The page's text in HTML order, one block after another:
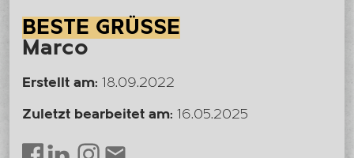
BESTE GRÜSSE
Marco
Erstellt am: 18.09.2022
Zuletzt bearbeitet am: 16.05.2025
Facebook
LinkedInInstagramEnvelope